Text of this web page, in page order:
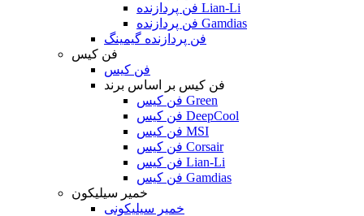
فن پردازنده Lian-Li
فن پردازنده Gamdias
فن پردازنده گیمینگ
فن کیس
فن کیس
فن کیس بر اساس برند
فن کیس Green
فن کیس DeepCool
فن کیس MSI
فن کیس Corsair
فن کیس Lian-Li
فن کیس Gamdias
خمیر سیلیکون
خمیر سیلیکونی